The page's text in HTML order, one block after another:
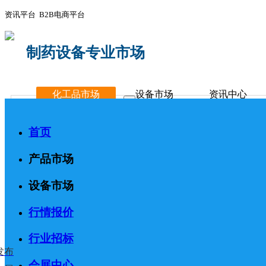
资讯平台 B2B电商平台
制药设备专业市场
化工品市场 设备市场 资讯中心
首页
产品市场
设备市场
行情报价
行业招标
布